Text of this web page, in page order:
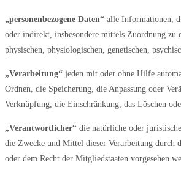
„personenbezogene Daten“ alle Informationen,
oder indirekt, insbesondere mittels Zuordnung zu
physischen, physiologischen, genetischen,
„Verarbeitung“ jeden mit oder ohne Hilfe
Ordnen, die Speicherung, die Anpassung oder
Verknüpfung, die Einschränkung, das Löschen
„Verantwortlicher“ die natürliche oder
die Zwecke und Mittel dieser Verarbeitung durch
oder dem Recht der Mitgliedstaaten vorgesehen